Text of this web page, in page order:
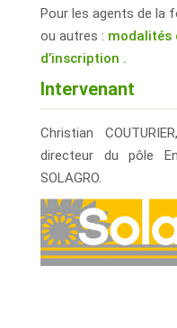
Pour les agents de la
ou autres : modalités
d’inscription .
Intervenant
Christian
directeur du pôle
SOLAGRO.